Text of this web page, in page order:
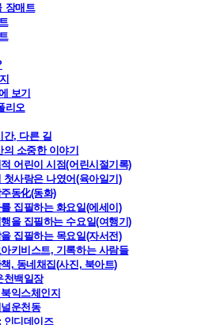
장매트
보기
리오
간, 다른 길
소중한 이야기
어린이 시점(어린시절기록)
사랑은 나였어(육아일기)
동化(동화)
집필하는 화요일(에세이)
을 집필하는 수요일(여행기)
집필하는 목요일(자서전)
키비스트, 기록하는 사람들
, 동네채집(사진, 북아트)
천백일장
익스체인지
운천동
인디데이즈